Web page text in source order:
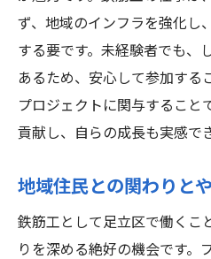
ず、地域のインフラを強化し
する要です。未経験者でも、
あるため、安心して参加する
プロジェクトに関与すること
貢献し、自らの成長も実感で
地域住民との関わりと
鉄筋工として足立区で働くこ
りを深める絶好の機会です。